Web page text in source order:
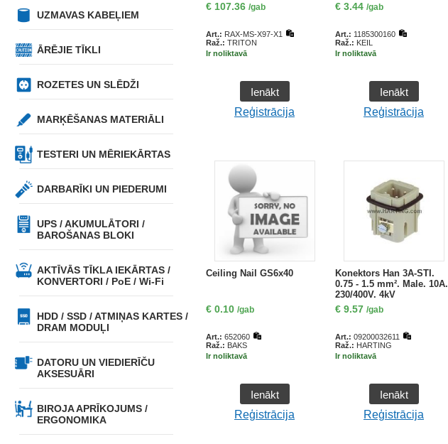
UZMAVAS KABEĻIEM
ĀRĒJIE TĪKLI
ROZETES UN SLĒDŽI
MARĶĒŠANAS MATERIĀLI
TESTERI UN MĒRIEKĀRTAS
DARBARĪKI UN PIEDERUMI
UPS / AKUMULĀTORI /
BAROŠANAS BLOKI
AKTĪVĀS TĪKLA IEKĀRTAS /
KONVERTORI / PoE / Wi-Fi
HDD / SSD / ATMIŅAS KARTES /
DRAM MODUĻI
DATORU UN VIEDIERĪČU
AKSESUĀRI
BIROJA APRĪKOJUMS /
ERGONOMIKA
€107.36 /gab
Art.: RAX-MS-X97-X1
Raž.: TRITON
Ir noliktavā
Ienākt
Reģistrācija
€3.44 /gab
Art.: 1185300160
Raž.: KEIL
Ir noliktavā
Ienākt
Reģistrācija
Ceiling Nail GS6x40
€0.10 /gab
Art.: 652060
Raž.: BAKS
Ir noliktavā
Ienākt
Reģistrācija
Konektors Han 3A-STI.
0.75 - 1.5 mm². Male. 10A.
230/400V. 4kV
€9.57 /gab
Art.: 09200032611
Raž.: HARTING
Ir noliktavā
Ienākt
Reģistrācija